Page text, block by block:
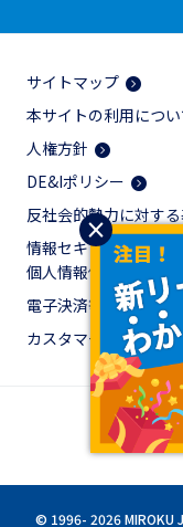
×
サイトマップ
本サイトの利用につい
人権方針
DE&Iポリシー
反社会的勢力に対す
情報セキュリティ及び
個人情報保護に関す
電子決済等代行業に
カスタマーハラスメ
© 1996- 2026 MIROKU